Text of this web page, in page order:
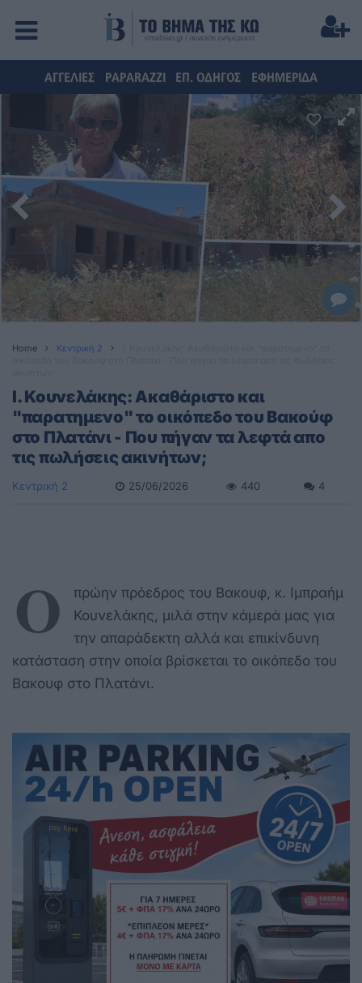
ΑΓΓΕΛΙΕΣ PAPARAZZI ΕΠ. ΟΔΗΓΟΣ ΕΦΗΜΕΡΙΔΑ
Home Κεντρική 2
Ι. Κουνελάκης: Ακαθάριστο και
"παρατημενο" το οικόπεδο του Βακούφ
στο Πλατάνι - Που πήγαν τα λεφτά απο
τις πωλήσεις ακινήτων;
Κεντρική 2 25/06/2026 440 4
Ο
πρώην πρόεδρος του Βακουφ, κ. Ιμπραήμ
Κουνελάκης, μιλά στην κάμερά μας για
την απαράδεκτη αλλά και επικίνδυνη
κατάσταση στην οποία βρίσκεται το οικόπεδο του
Βακουφ στο Πλατάνι.